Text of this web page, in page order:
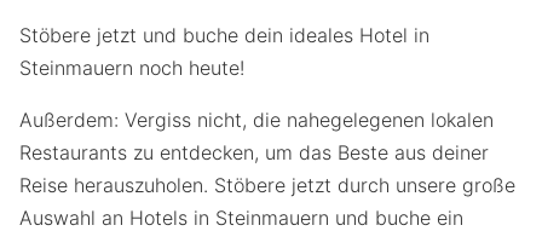
Stöbere jetzt und buche dein ideales Hotel in
Steinmauern noch heute!
Außerdem: Vergiss nicht, die nahegelegenen lokalen
Restaurants zu entdecken, um das Beste aus deiner
Reise herauszuholen. Stöbere jetzt durch unsere große
Auswahl an Hotels in Steinmauern und buche ein